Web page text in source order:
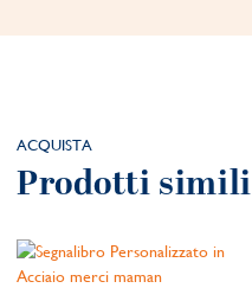
ACQUISTA
Prodotti simili